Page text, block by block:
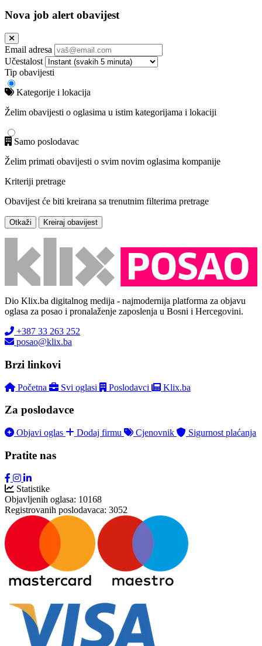
Nova job alert obavijest
Email adresa
Učestalost
Tip obavijesti
Kategorije i lokacija
Želim obavijesti o oglasima u istim kategorijama i lokaciji
Samo poslodavac
Želim primati obavijesti o svim novim oglasima kompanije
Kriteriji pretrage
Obavijest će biti kreirana sa trenutnim filterima pretrage
Otkaži Kreiraj obavijest
Dio Klix.ba digitalnog medija - najmodernija platforma za objavu
oglasa za posao i pronalaženje zaposlenja u Bosni i Hercegovini.
+387 33 263 252
posao@klix.ba
Brzi linkovi
Početna Svi oglasi Poslodavci Klix.ba
Za poslodavce
Objavi oglas Dodaj firmu Cjenovnik Sigurnost plaćanja
Pratite nas
Statistike
Objavljenih oglasa: 10168
Registrovanih poslodavaca: 3052